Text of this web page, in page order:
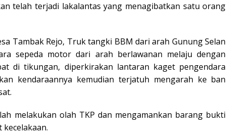
telah terjadi lakalantas yang menagibatkan satu orang
Tambak Rejo, Truk tangki BBM dari arah Gunung Selan
sepeda motor dari arah berlawanan melaju dengan
di tikungan, diperkirakan lantaran kaget pengendara
kendaraannya kemudian terjatuh mengarah ke ban
melakukan olah TKP dan mengamankan barang bukti